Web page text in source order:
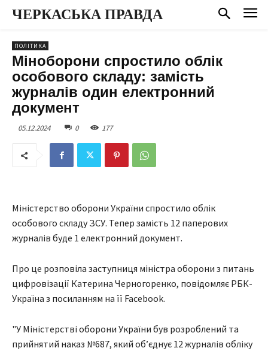
ЧЕРКАСЬКА ПРАВДА
ПОЛІТИКА
Міноборони спростило облік
особового складу: замість
журналів один електронний
документ
05.12.2024 0 177
Міністерство оборони України спростило облік
особового складу ЗСУ. Тепер замість 12 паперових
журналів буде 1 електронний документ.
Про це розповіла заступниця міністра оборони з питань
цифровізації Катерина Черногоренко, повідомляє РБК-
Україна з посиланням на її Facebook.
"У Міністерстві оборони України був розроблений та
прийнятий наказ №687, який обʼєднує 12 журналів обліку